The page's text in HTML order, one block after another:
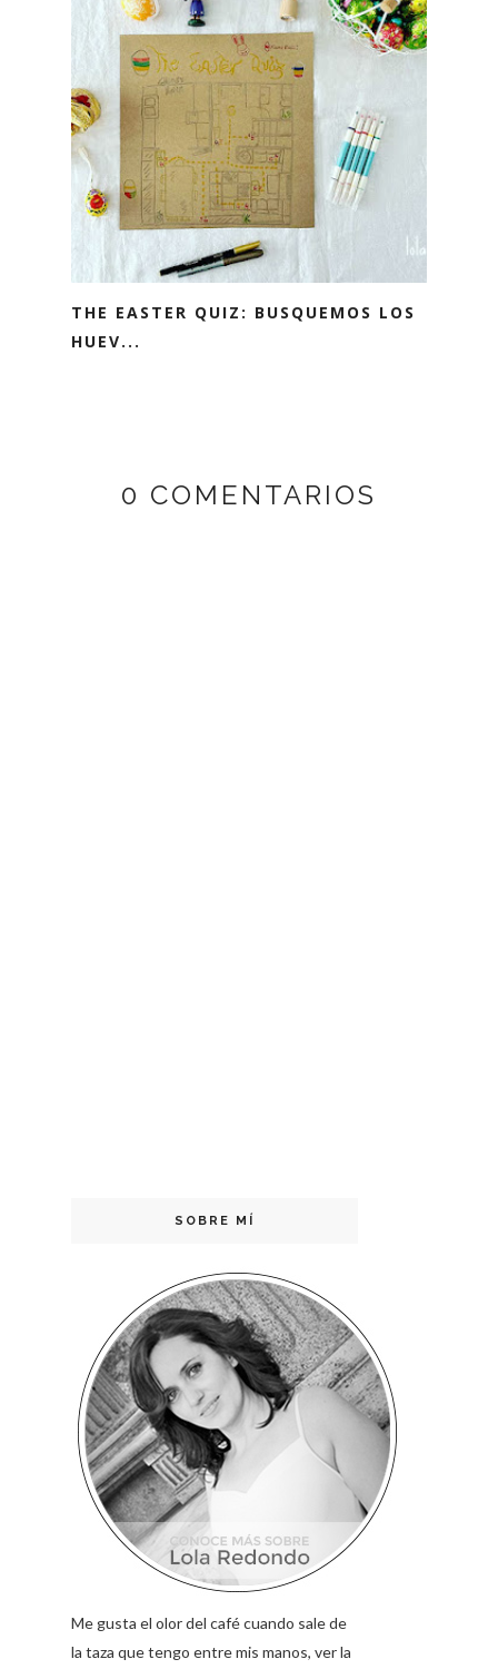
THE EASTER QUIZ: BUSQUEMOS LOS
HUEV...
0 COMENTARIOS
SOBRE MÍ
Me gusta el olor del café cuando sale de
la taza que tengo entre mis manos, ver la